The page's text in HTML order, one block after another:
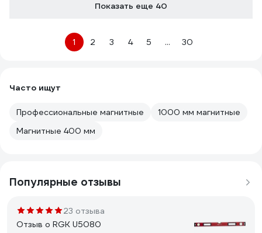
Показать еще 40
1 2 3 4 5 ... 30
Часто ищут
Профессиональные магнитные
1000 мм магнитные
Магнитные 400 мм
Популярные отзывы
23 отзыва
Отзыв о RGK U5080